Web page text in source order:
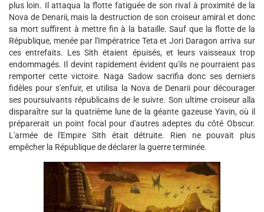
plus loin. Il attaqua la flotte fatiguée de son rival à proximité de la
Nova de Denarii, mais la destruction de son croiseur amiral et donc
sa mort suffirent à mettre fin à la bataille. Sauf que la flotte de la
République, menée par l'Impératrice Teta et Jori Daragon arriva sur
ces entrefaits. Les Sith étaient épuisés, et leurs vaisseaux trop
endommagés. Il devint rapidement évident qu'ils ne pourraient pas
remporter cette victoire. Naga Sadow sacrifia donc ses derniers
fidèles pour s'enfuir, et utilisa la Nova de Denarii pour décourager
ses poursuivants républicains de le suivre. Son ultime croiseur alla
disparaître sur la quatrième lune de la géante gazeuse Yavin, où il
préparerait un point focal pour d'autres adeptes du côté Obscur.
L'armée de l'Empire Sith était détruite. Rien ne pouvait plus
empêcher la République de déclarer la guerre terminée.